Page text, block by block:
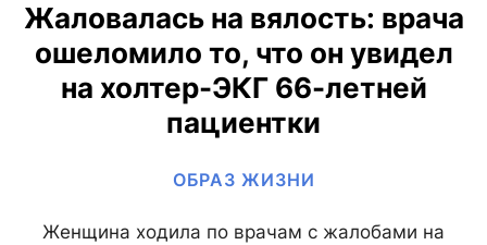
Жаловалась на вялость: врача
ошеломило то, что он увидел
на холтер-ЭКГ 66-летней
пациентки
ОБРАЗ ЖИЗНИ
Женщина ходила по врачам с жалобами на